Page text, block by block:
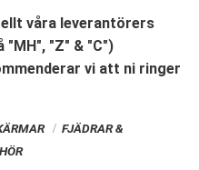
våra leverantörers
"MH", "Z" & "C")
vi att ni ringer
FJÄDRAR &